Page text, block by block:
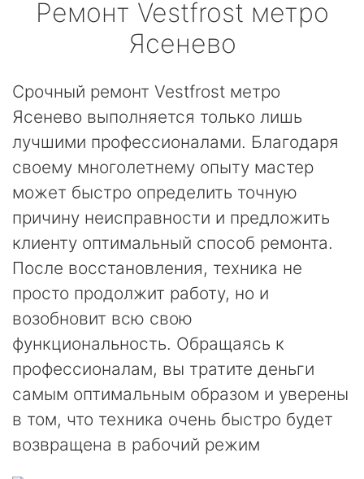
Ремонт Vestfrost метро
Ясенево
Срочный ремонт Vestfrost метро
Ясенево выполняется только лишь
лучшими профессионалами. Благодаря
своему многолетнему опыту мастер
может быстро определить точную
причину неисправности и предложить
клиенту оптимальный способ ремонта.
После восстановления, техника не
просто продолжит работу, но и
возобновит всю свою
функциональность. Обращаясь к
профессионалам, вы тратите деньги
самым оптимальным образом и уверены
в том, что техника очень быстро будет
возвращена в рабочий режим